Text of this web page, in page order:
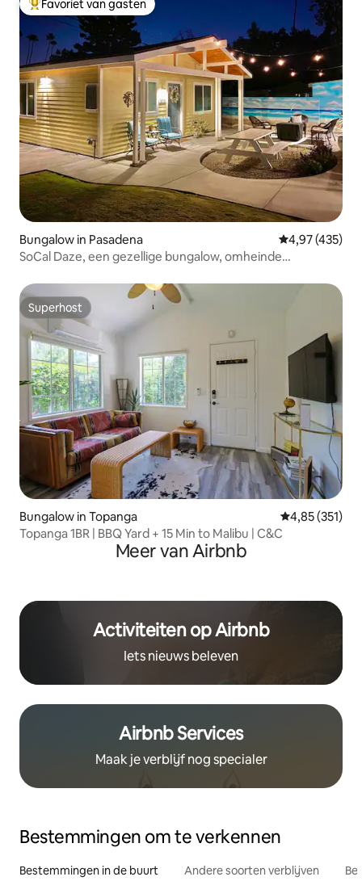
Topfavoriet van gasten
Favoriet van gasten
Bungalow in Pasadena Gemiddelde
4,97 (435)
SoCal Daze, een gezellige bungalow, omheinde
Superhost
Superhost
Bungalow in Topanga Gemiddelde
4,85 (351)
Topanga 1BR | BBQ Yard + 15 Min to Malibu | C&C
Meer van Airbnb
Activiteiten op Airbnb
Iets nieuws beleven
Airbnb Services
Maak je verblijf nog specialer
Bestemmingen om te verkennen
Bestemmingen in de buurt Andere soorten verblijven